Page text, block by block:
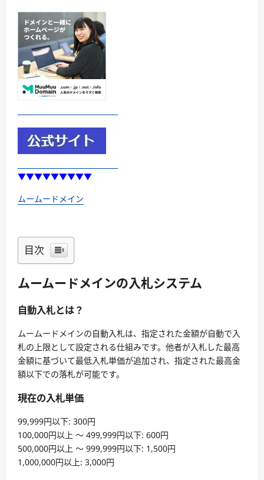
▼▼▼▼▼▼▼▼▼
ムームードメイン
目次
ムームードメインの入札システム
自動入札とは？
ムームードメインの自動入札は、指定された金額が自動で入
札の上限として設定される仕組みです。他者が入札した最高
金額に基づいて最低入札単価が追加され、指定された最高金
額以下での落札が可能です。
現在の入札単価
99,999円以下: 300円
100,000円以上 〜 499,999円以下: 600円
500,000円以上 〜 999,999円以下: 1,500円
1,000,000円以上: 3,000円